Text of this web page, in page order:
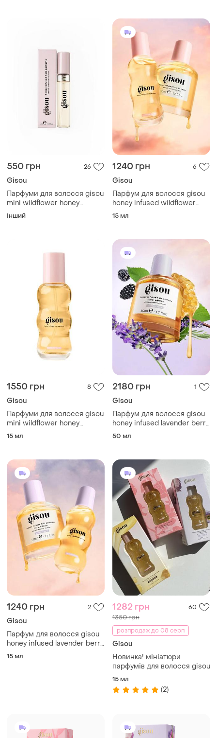
550 грн 26
Gisou
Парфуми для волосся gisou
mini wildflower honey
infused hair perfume 4ml
Інший
1240 грн 6
Gisou
Парфум для волосся gisou
honey infused wildflower
honey 15ml оригінал
15 мл
1550 грн 8
Gisou
Парфуми для волосся gisou
mini wildflower honey
infused hair perfume 15 ml
15 мл
2180 грн 1
Gisou
Парфум для волосся gisou
honey infused lavender berry
50ml оригінал
50 мл
1240 грн 2
Gisou
Парфум для волосся gisou
honey infused lavender berry
15ml — оригінал
15 мл
1282 грн 60
1350 грн
розпродаж до 08 серп
Gisou
Новинка! мініатюри
парфумів для волосся gisou
15 мл
(2)